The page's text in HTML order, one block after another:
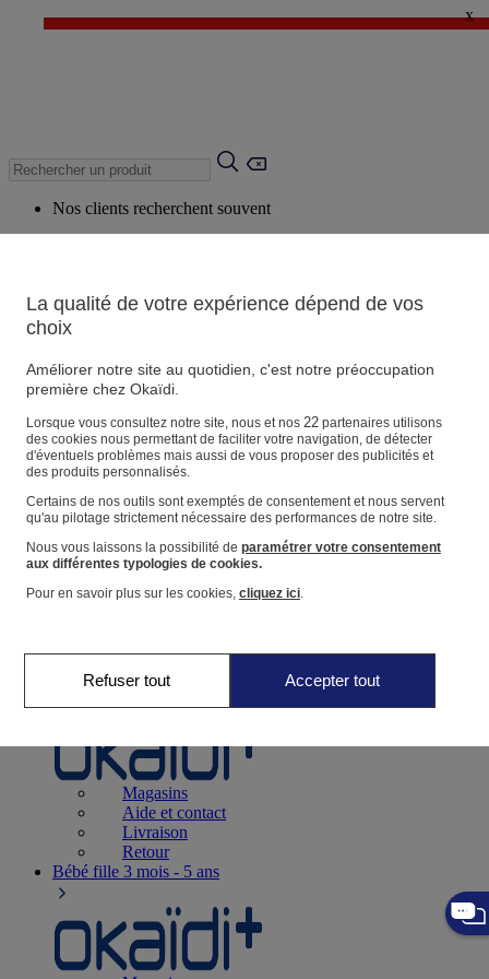
✨ LAST DAYS : Jusqu'à -60%* ✨
x
Nos clients recherchent souvent
Produits suggérés
Voir tous les produits
Magasin
Vos informations personnelles
Suivre une commande
Panier
Favoris
Naissance0-12 mois
Magasins
Aide et contact
Livraison
Retour
Bébé fille 3 mois - 5 ans
La qualité de votre expérience dépend de vos
choix
Améliorer notre site au quotidien, c'est notre préoccupation
première chez Okaïdi.
Lorsque vous consultez notre site, nous et nos 22partenaires utilisons
des cookies nous permettant de faciliter votre navigation, de détecter
d'éventuels problèmes mais aussi de vous proposer des publicités et
des produits personnalisés.
Certains de nos outils sont exemptés de consentement et nous servent
qu'au pilotage strictement nécessaire des performances de notre site.
Nous vous laissons la possibilité de paramétrer votre consentement
aux différentes typologies de cookies.
Pour en savoir plus sur les cookies, cliquez ici.
Refuser tout Accepter tout